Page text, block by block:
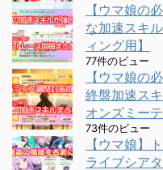
【ウマ娘の
な加速スキ
ィング用】
77件のビュー
【ウマ娘の
終盤加速ス
オンズミーテ
73件のビュー
【ウマ娘】
ライブシア